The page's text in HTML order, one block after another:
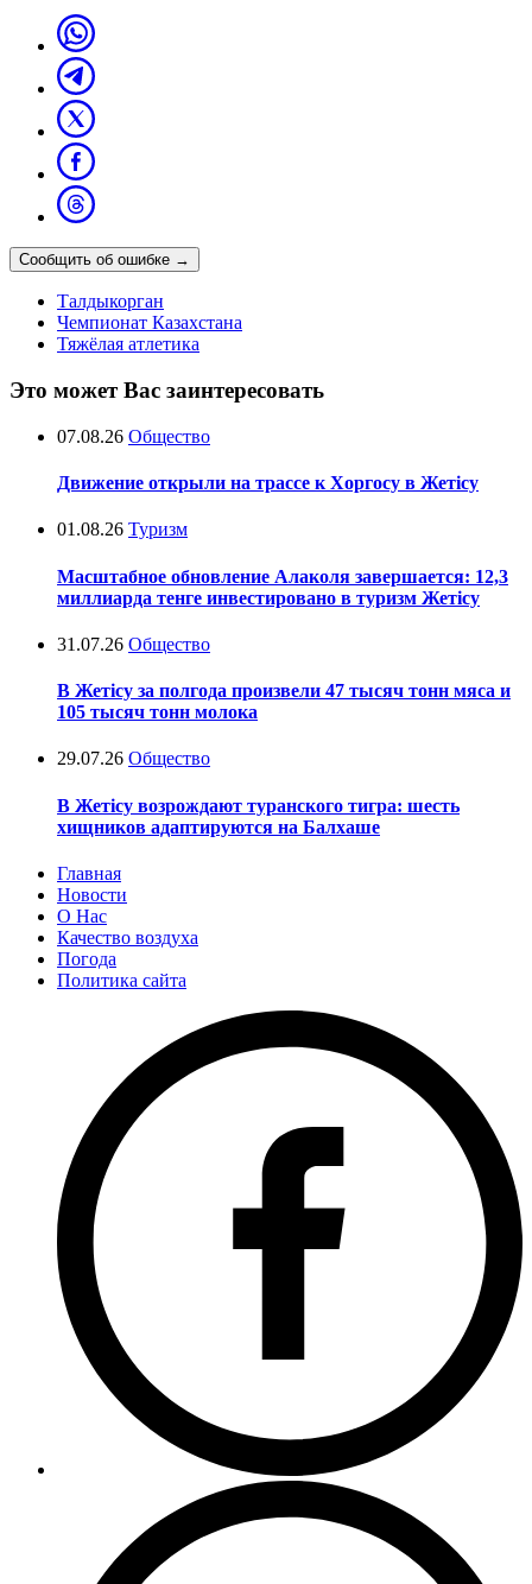
Сообщить об ошибке →
Талдыкорган
Чемпионат Казахстана
Тяжёлая атлетика
Это может Вас заинтересовать
07.08.26 Общество
Движение открыли на трассе к Хоргосу в Жетісу
01.08.26 Туризм
Масштабное обновление Алаколя завершается: 12,3
миллиарда тенге инвестировано в туризм Жетісу
31.07.26 Общество
В Жетісу за полгода произвели 47 тысяч тонн мяса и
105 тысяч тонн молока
29.07.26 Общество
В Жетісу возрождают туранского тигра: шесть
хищников адаптируются на Балхаше
Главная
Новости
О Нас
Качество воздуха
Погода
Политика сайта